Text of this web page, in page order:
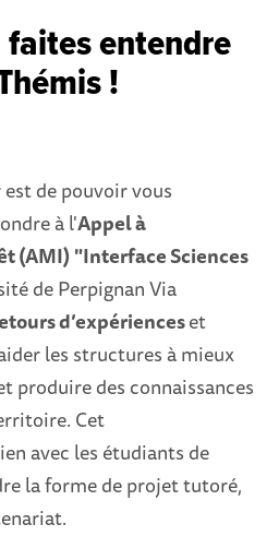
entendre
!
de pouvoir vous
à l'Appel à
(AMI) "Interface Sciences
de Perpignan Via
d’expérienceset
les structures à mieux
produire des connaissances
Cet
avec les étudiants de
la forme de projet tutoré,